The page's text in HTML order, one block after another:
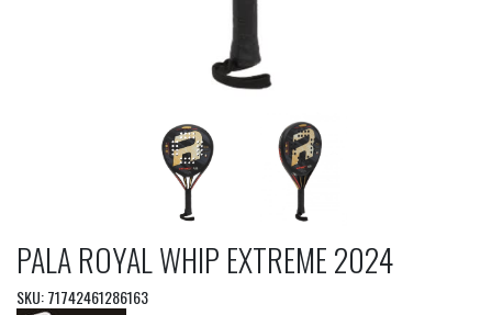
PALA ROYAL WHIP EXTREME 2024
SKU: 71742461286163